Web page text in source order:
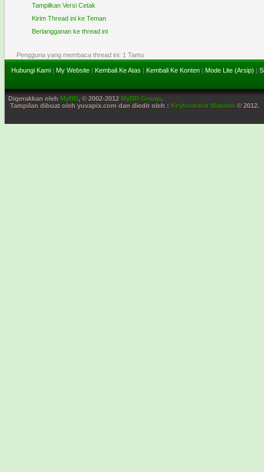
Tampilkan Versi Cetak
Kirim Thread ini ke Teman
Berlangganan ke thread ini
Pengguna yang membaca thread ini: 1 Tamu
Hubungi Kami | My Website | Kembali Ke Atas | Kembali Ke Konten | Mode Lite (Arsip) |
Digerakkan oleh MyBB, © 2002-2012 MyBB Group.
Tampilan dibuat oleh yuvapix.com dan diedit oleh : Keyboardist Manado © 2012.